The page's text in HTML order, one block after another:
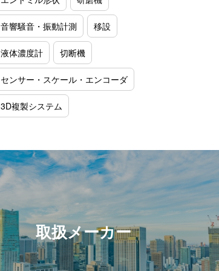
音響騒音・振動計測 移設
液体濃度計 切断機
センサー・スケール・エンコーダ
3D複製システム
取扱メーカー